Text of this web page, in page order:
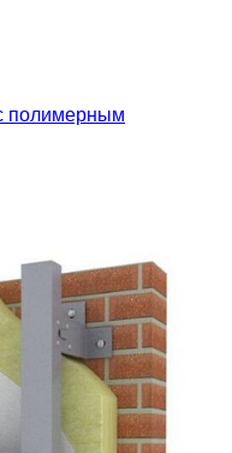
полимерным